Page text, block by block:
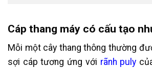
Cáp thang máy có cấu tạo
Mỗi một cây thang thông thường
sợi cáp tương ứng với rãnh puly